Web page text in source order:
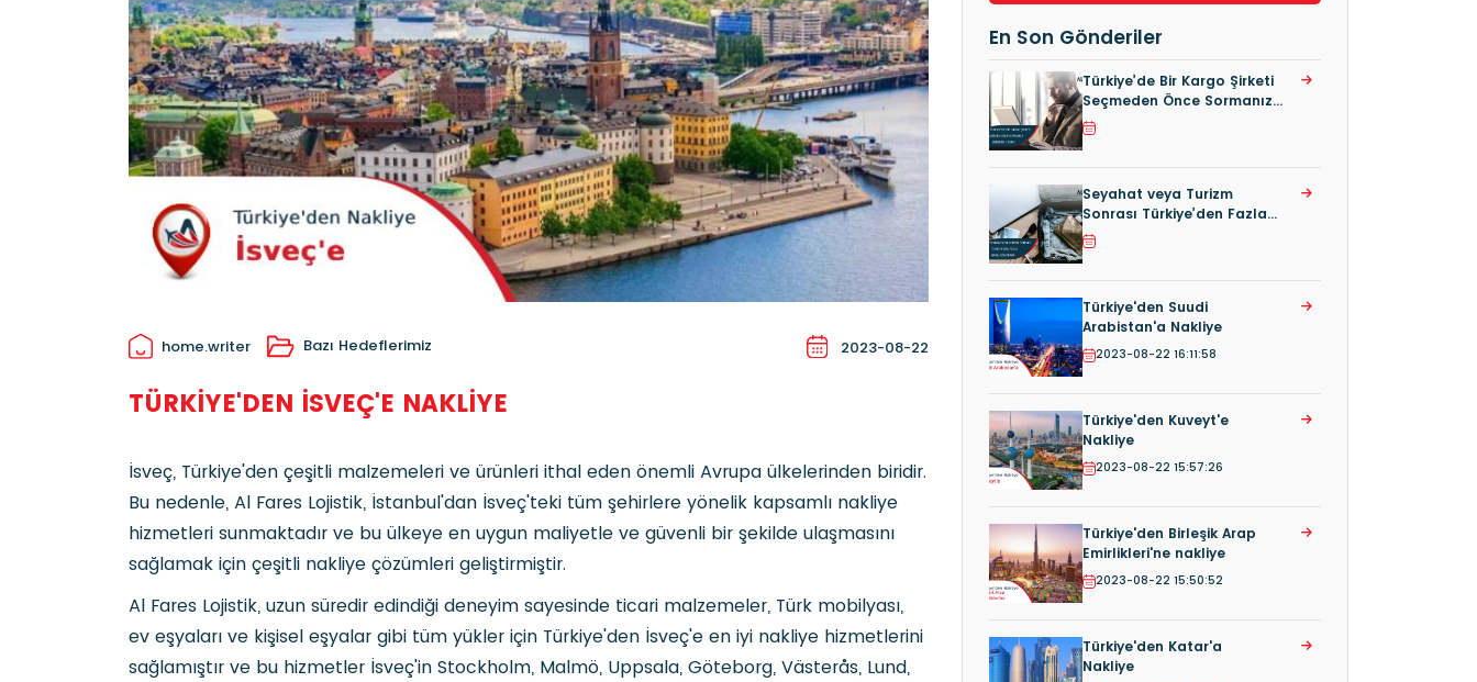
home.writer Bazı Hedeflerimiz 2023-08-22
TÜRKIYE'DEN İSVEÇ'E NAKLIYE
İsveç, Türkiye'den çeşitli malzemeleri ve ürünleri ithal eden önemli Avrupa ülkelerinden biridir.
Bu nedenle, Al Fares Lojistik, İstanbul'dan İsveç'teki tüm şehirlere yönelik kapsamlı nakliye
hizmetleri sunmaktadır ve bu ülkeye en uygun maliyetle ve güvenli bir şekilde ulaşmasını
sağlamak için çeşitli nakliye çözümleri geliştirmiştir.
Al Fares Lojistik, uzun süredir edindiği deneyim sayesinde ticari malzemeler, Türk mobilyası,
ev eşyaları ve kişisel eşyalar gibi tüm yükler için Türkiye'den İsveç'e en iyi nakliye hizmetlerini
sağlamıştır ve bu hizmetler İsveç'in Stockholm, Malmö, Uppsala, Göteborg, Västerås, Lund,
En Son Gönderiler
Türkiye’de Bir Kargo Şirketi
Seçmeden Önce Sormanız
Gereken 7 Soru
Seyahat veya Turizm
Sonrası Türkiye’den Fazla
Bagaj Gönderimi
Türkiye'den Suudi
Arabistan'a Nakliye
2023-08-22 16:11:58
Türkiye'den Kuveyt'e
Nakliye
2023-08-22 15:57:26
Türkiye'den Birleşik Arap
Emirlikleri'ne nakliye
2023-08-22 15:50:52
Türkiye'den Katar'a
Nakliye